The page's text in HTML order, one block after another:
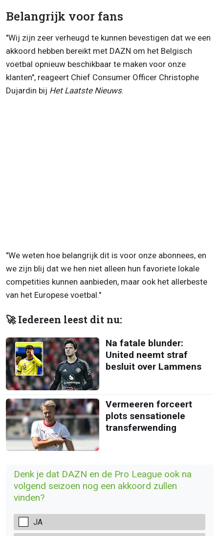
Belangrijk voor fans
"Wij zijn zeer verheugd te kunnen bevestigen dat we een
akkoord hebben bereikt met DAZN om het Belgisch
voetbal opnieuw beschikbaar te maken voor onze
klanten", reageert Chief Consumer Officer Christophe
Dujardin bij Het Laatste Nieuws.
"We weten hoe belangrijk dit is voor onze abonnees, en
we zijn blij dat we hen niet alleen hun favoriete lokale
competities kunnen aanbieden, maar ook het allerbeste
van het Europese voetbal."
🚀 Iedereen leest dit nu:
Na fatale blunder:
United neemt straf
besluit over Lammens
Vermeeren forceert
plots sensationele
transferwending
Denk je dat DAZN en de Pro League ook na
volgend seizoen nog een akkoord zullen
vinden?
JA